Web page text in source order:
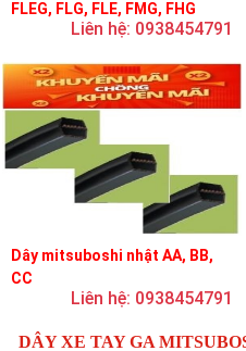
FLEG, FLG, FLE, FMG, FHG
Liên hệ: 0938454791
Dây mitsuboshi nhật AA, BB,
CC
Liên hệ: 0938454791
DÂY XE TAY GA